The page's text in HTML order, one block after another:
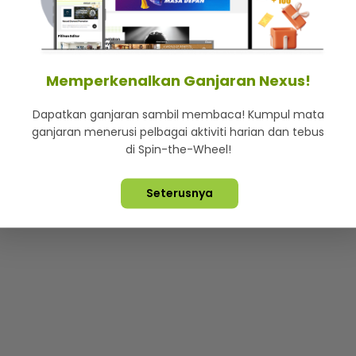
Lebih hot, viral dan sensasi
Terpelihara © 2026. Star Media Group Berhad [197101000523
Memperkenalkan Ganjaran Nexus!
Dapatkan ganjaran sambil membaca! Kumpul mata
ganjaran menerusi pelbagai aktiviti harian dan tebus
di Spin-the-Wheel!
Seterusnya